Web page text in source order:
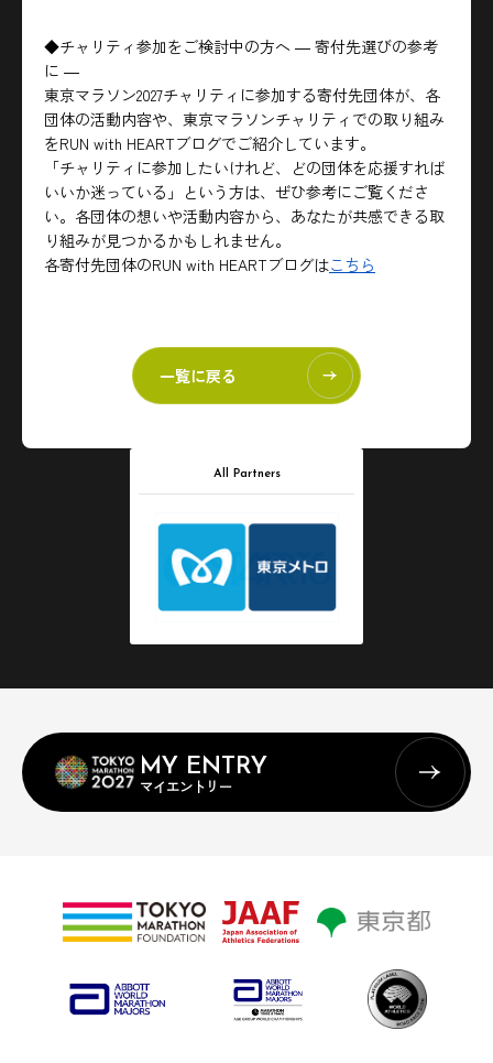
◆チャリティ参加をご検討中の方へ ― 寄付先選びの参考
に ―
東京マラソン2027チャリティに参加する寄付先団体が、各
団体の活動内容や、東京マラソンチャリティでの取り組み
をRUN with HEARTブログでご紹介しています。
「チャリティに参加したいけれど、どの団体を応援すれば
いいか迷っている」という方は、ぜひ参考にご覧くださ
い。各団体の想いや活動内容から、あなたが共感できる取
り組みが見つかるかもしれません。
各寄付先団体のRUN with HEARTブログはこちら
一覧に戻る
All Partners
MY ENTRY
マイエントリー